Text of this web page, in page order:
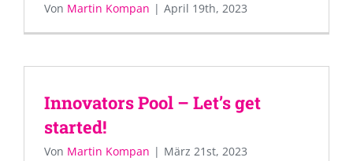
Von Martin Kompan | April 19th, 2023
Innovators Pool – Let’s get
started!
Von Martin Kompan | März 21st, 2023